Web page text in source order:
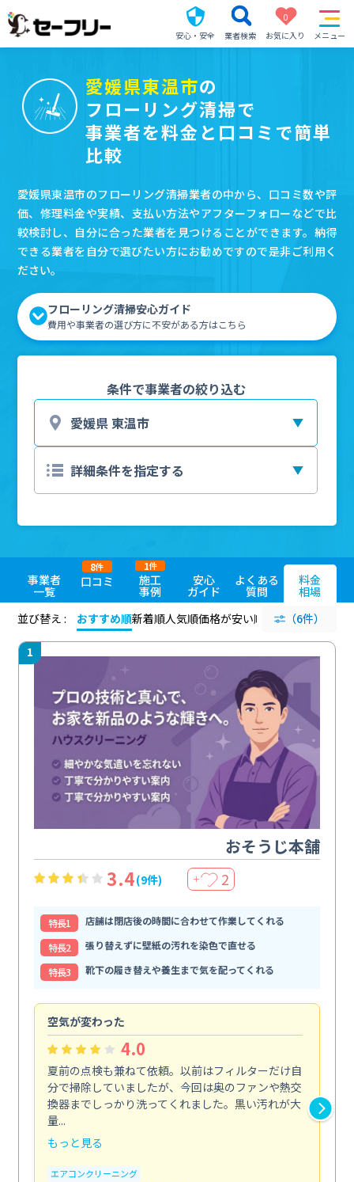
安心・安全 業者検索
0
お気に入り
メニュー
愛媛県東温市の
フローリング清掃で
事業者を料金と口コミで簡単
比較
愛媛県東温市のフローリング清掃業者の中から、口コミ数や評
価、修理料金や実績、支払い方法やアフターフォローなどで比
較検討し、自分に合った業者を見つけることができます。納得
できる業者を自分で選びたい方にお勧めですので是非ご利用く
ださい。
フローリング清掃安心ガイド
費用や事業者の選び方に不安がある方はこちら
条件で事業者の絞り込む
事業者
一覧
口コミ
8件
施工
事例
1件
安心
ガイド
よくある
質問
料金
相場
並び替え :
おすすめ順新着順人気順価格が安い順 評価が高い順
（6件）
1
おそうじ本舗
3.4(9件) ＋ 2
特⻑1
店舗は閉店後の時間に合わせて作業してくれる
特⻑2
張り替えずに壁紙の汚れを染色で直せる
特⻑3
靴下の履き替えや養生まで気を配ってくれる
空気が変わった
4.0
夏前の点検も兼ねて依頼。以前はフィルターだけ自
分で掃除していましたが、今回は奥のファンや熱交
換器までしっかり洗ってくれました。黒い汚れが大
量...
もっと見る
エアコンクリーニング